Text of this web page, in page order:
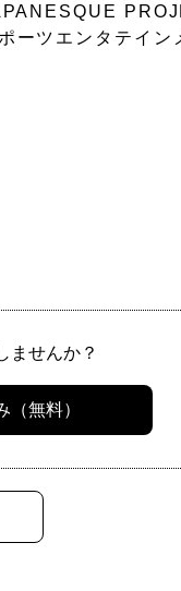
ーツエンタテイ
ませんか？
無料）